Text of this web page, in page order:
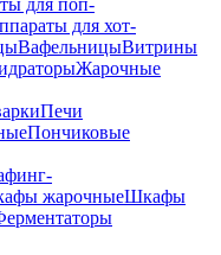
для поп-
для хот-
ВафельницыВитрины
Жарочные
Печи
Пончиковые
жарочныеШкафы